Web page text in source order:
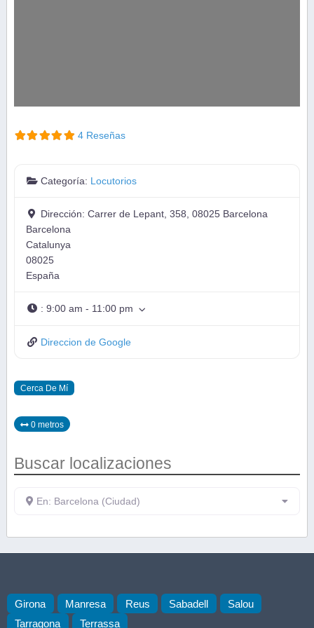
4 Reseñas
Categoría: Locutorios
Dirección:Carrer de Lepant, 358, 08025 Barcelona
Barcelona
Catalunya
08025
España
:9:00 am - 11:00 pm
Direccion de Google
Cerca De Mí
0 metros
Buscar localizaciones
En: Barcelona (Ciudad)
Girona Manresa Reus Sabadell
Salou
Tarragona
Terrassa